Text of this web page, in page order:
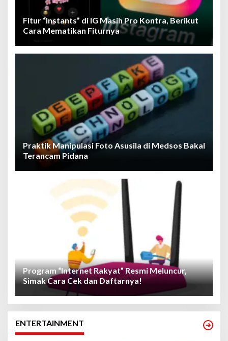
Fitur “Instants” di IG Masih Pro Kontra, Berikut
Cara Mematikan Fiturnya
Praktik Manipulasi Foto Asusila di Medsos Bakal
Terancam Pidana
Program “Internet Rakyat” Resmi Meluncur,
Simak Cara Cek dan Daftarnya!
ENTERTAINMENT